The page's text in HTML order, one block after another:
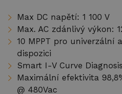
Max DC napětí: 1 100 V
Max. AC zdánlivý výkon:
10 MPPT pro univerzální
dispozici
Smart I-V Curve
Maximální efektivita
@ 480Vac
Huawei Transformer Station
Huawei příslušenství
Huawei EV nabíječky
Ekoenergetyka EV nabíječky
FV konstrukce